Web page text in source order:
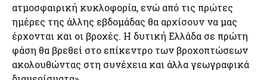
ατμοσφαιρική κυκλοφορία, ενώ από τις πρώτες
ημέρες της άλλης εβδομάδας θα αρχίσουν να μας
έρχονται και οι βροχές. Η δυτική Ελλάδα σε πρώτη
φάση θα βρεθεί στο επίκεντρο των βροχοπτώσεων
ακολουθώντας στη συνέχεια και άλλα γεωγραφικά